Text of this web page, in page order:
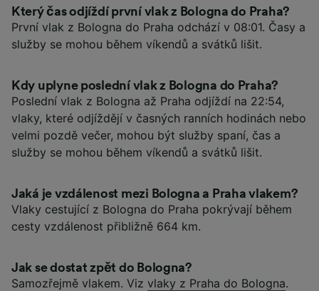
Který čas odjíždí první vlak z Bologna do Praha?
První vlak z Bologna do Praha odchází v 08:01. Časy a
služby se mohou během víkendů a svátků lišit.
Kdy uplyne poslední vlak z Bologna do Praha?
Poslední vlak z Bologna až Praha odjíždí na 22:54,
vlaky, které odjíždějí v časných ranních hodinách nebo
velmi pozdě večer, mohou být služby spaní, čas a
služby se mohou během víkendů a svátků lišit.
Jaká je vzdálenost mezi Bologna a Praha vlakem?
Vlaky cestující z Bologna do Praha pokrývají během
cesty vzdálenost přibližně 664 km.
Jak se dostat zpět do Bologna?
Samozřejmě vlakem. Viz vlaky z Praha do Bologna.